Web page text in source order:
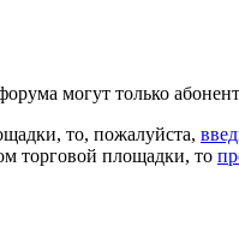
могут только
то, пожалуйста,
торговой площадки, то